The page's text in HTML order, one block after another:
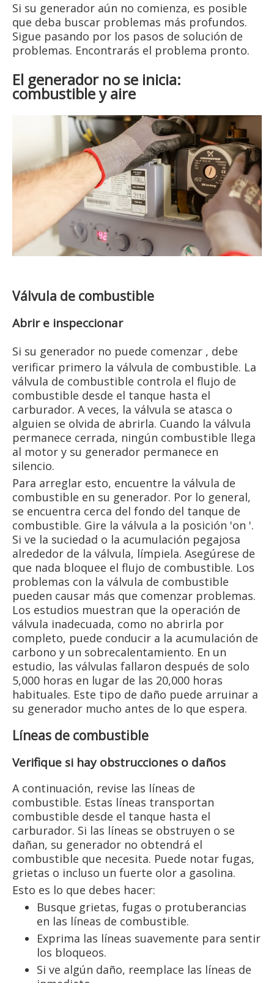
Si su generador aún no comienza, es posible
que deba buscar problemas más profundos.
Sigue pasando por los pasos de solución de
problemas. Encontrarás el problema pronto.
El generador no se inicia:
combustible y aire
Válvula de combustible
Abrir e inspeccionar
Si su generador no puede comenzar , debe
verificar primero la válvula de combustible. La
válvula de combustible controla el flujo de
combustible desde el tanque hasta el
carburador. A veces, la válvula se atasca o
alguien se olvida de abrirla. Cuando la válvula
permanece cerrada, ningún combustible llega
al motor y su generador permanece en
silencio.
Para arreglar esto, encuentre la válvula de
combustible en su generador. Por lo general,
se encuentra cerca del fondo del tanque de
combustible. Gire la válvula a la posición 'on '.
Si ve la suciedad o la acumulación pegajosa
alrededor de la válvula, límpiela. Asegúrese de
que nada bloquee el flujo de combustible. Los
problemas con la válvula de combustible
pueden causar más que comenzar problemas.
Los estudios muestran que la operación de
válvula inadecuada, como no abrirla por
completo, puede conducir a la acumulación de
carbono y un sobrecalentamiento. En un
estudio, las válvulas fallaron después de solo
5,000 horas en lugar de las 20,000 horas
habituales. Este tipo de daño puede arruinar a
su generador mucho antes de lo que espera.
Líneas de combustible
Verifique si hay obstrucciones o daños
A continuación, revise las líneas de
combustible. Estas líneas transportan
combustible desde el tanque hasta el
carburador. Si las líneas se obstruyen o se
dañan, su generador no obtendrá el
combustible que necesita. Puede notar fugas,
grietas o incluso un fuerte olor a gasolina.
Esto es lo que debes hacer:
Busque grietas, fugas o protuberancias
en las líneas de combustible.
Exprima las líneas suavemente para sentir
los bloqueos.
Si ve algún daño, reemplace las líneas de